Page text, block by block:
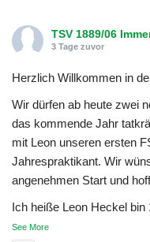
TSV 1889/06
3 Tage zuvor
Herzlich Willkommen in
Wir dürfen ab heute zwei
das kommende Jahr
mit Leon unseren ersten
Jahrespraktikant. Wir
angenehmen Start und
Ich heiße Leon Heckel
See More